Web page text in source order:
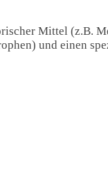
Mittel (z.B.
und einen